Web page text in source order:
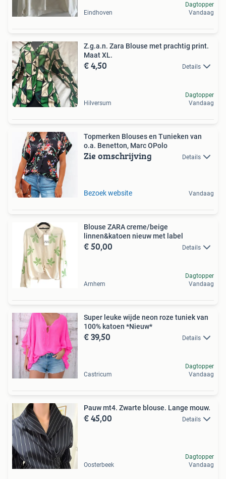
Eindhoven
Dagtopper
Vandaag
Z.g.a.n. Zara Blouse met prachtig print.
Maat XL.
€ 4,50 Details
Hilversum
Dagtopper
Vandaag
Topmerken Blouses en Tunieken van
o.a. Benetton, Marc OPolo
Zie omschrijving Details
Bezoek website Vandaag
Blouse ZARA creme/beige
linnen&katoen nieuw met label
€ 50,00 Details
Arnhem
Dagtopper
Vandaag
Super leuke wijde neon roze tuniek van
100% katoen *Nieuw*
€ 39,50 Details
Castricum
Dagtopper
Vandaag
Pauw mt4. Zwarte blouse. Lange mouw.
€ 45,00 Details
Oosterbeek
Dagtopper
Vandaag